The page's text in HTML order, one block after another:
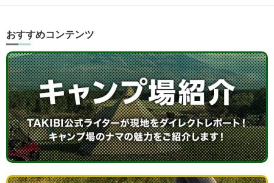
おすすめコンテンツ